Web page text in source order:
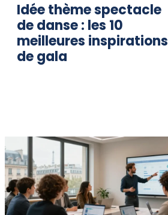
Idée thème spectacle
de danse : les 10
meilleures inspirations
de gala